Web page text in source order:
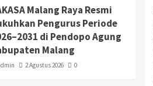
Malang Raya Resmi
Pengurus Periode
di Pendopo Agung
Malang
2 Agustus 2026 0